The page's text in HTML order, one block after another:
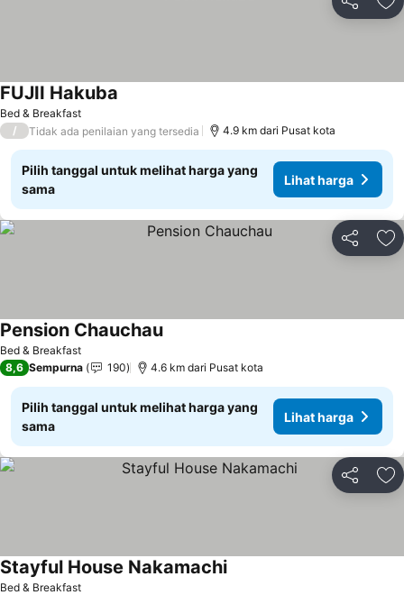
Bagikan
Bed & Breakfast
FUJII Hakuba
/ Tidak ada penilaian yang tersedia 4.9 km dari Pusat kota
Pilih tanggal untuk melihat harga yang
sama
Lihat harga
Bagikan
Bed & Breakfast
Pension ChauchauLihat harga
8,6 Sempurna 190 4.6 km dari Pusat kota
Pilih tanggal untuk melihat harga yang
sama
Lihat harga
Bagikan
Bed & Breakfast
Stayful House NakamachiLihat harga